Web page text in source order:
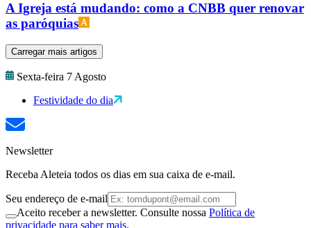
A Igreja está mudando: como a CNBB quer renovar
as paróquias
Carregar mais artigos
Sexta-feira 7 Agosto
Festividade do dia
Newsletter
Receba Aleteia todos os dias em sua caixa de e-mail.
Seu endereço de e-mail
Aceito receber a newsletter. Consulte nossa Política de
privacidade para saber mais.